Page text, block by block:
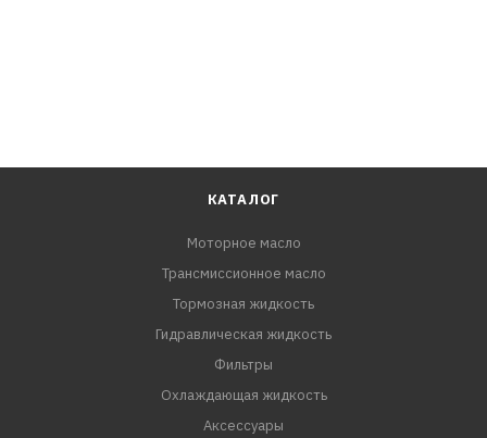
разрушения.
КАТАЛОГ
Моторное масло
Трансмиссионное масло
Тормозная жидкость
Гидравлическая жидкость
Фильтры
Охлаждающая жидкость
Аксессуары